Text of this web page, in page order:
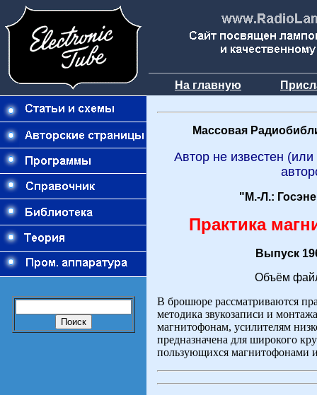
На главную
Массовая
Автор не известен
"М.-Л.:
Практика
Выпуск
Объём
В брошюре рассматриваются
методика звукозаписи и
магнитофонам, усилителям
предназначена для широкого
пользующихся магнитофонами